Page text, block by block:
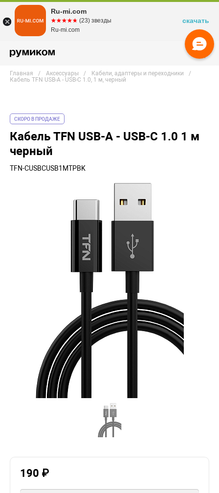
Главная Аксессуары
Кабели, адаптеры и переходники
Кабель TFN USB-A - USB-C 1.0, 1 м, черный
СКОРО В ПРОДАЖЕ
Кабель TFN USB-A - USB-C 1.0 1 м
черный
TFN-CUSBCUSB1MTPBK
190 ₽
Ru-mi.com
☆☆☆☆☆
★★★★★ (23) звезды
Ru-mi.com
скачать